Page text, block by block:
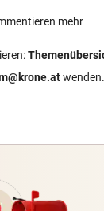
mehr
wenden.